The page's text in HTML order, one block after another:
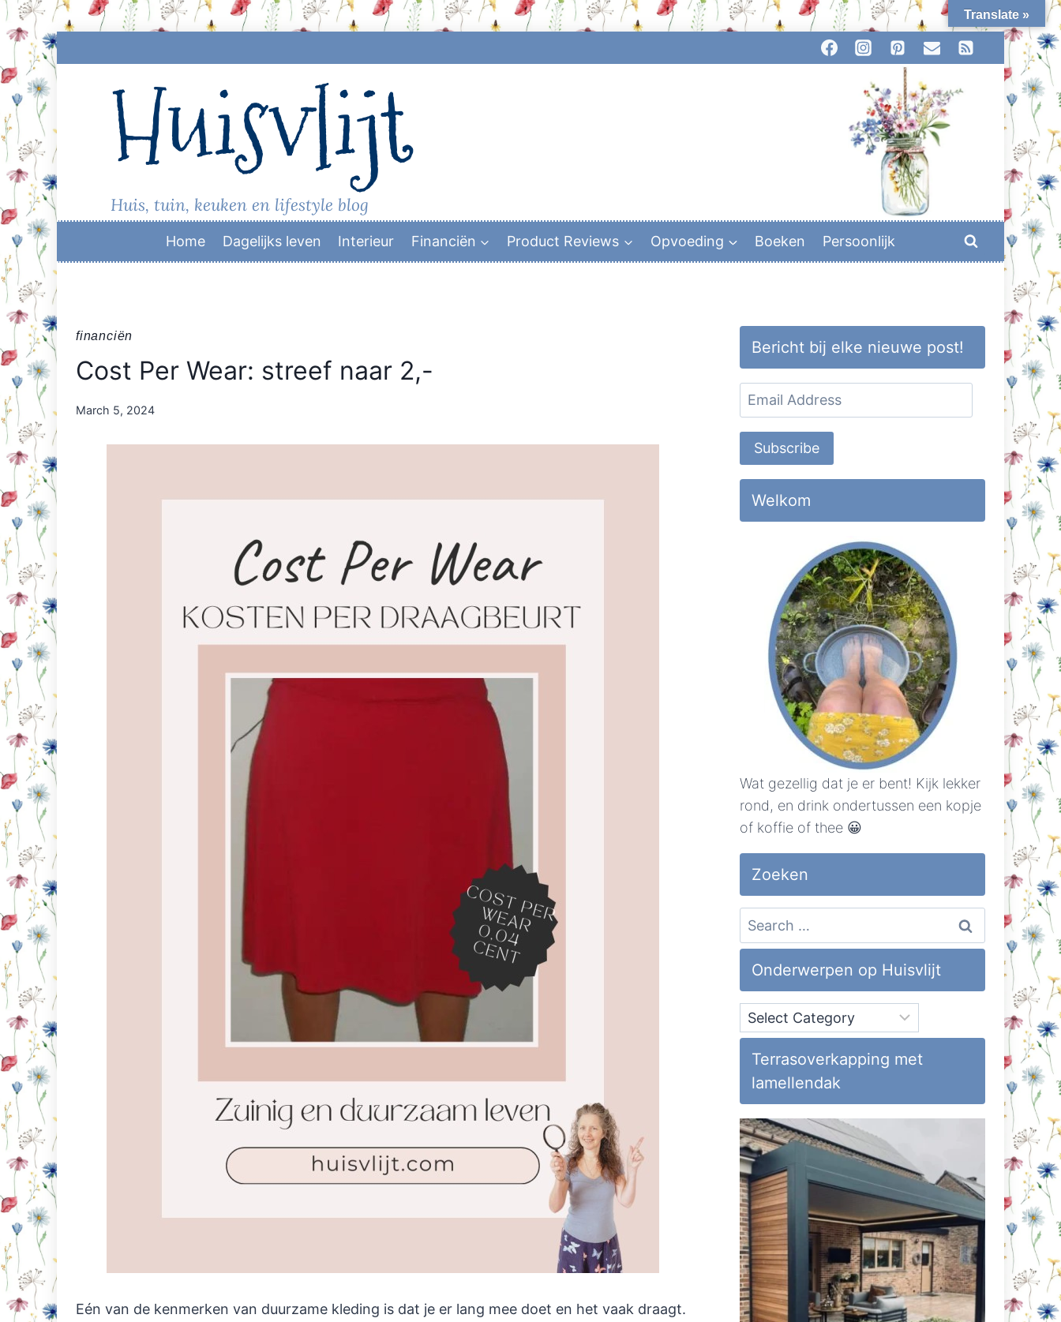
Skip
to
Huisvlijt
Huis, tuin, keuken en lifestyle blog
Home Dagelijks leven Interieur Financiën Product Reviews Opvoeding Boeken Persoonlijk
financiën
Cost Per Wear: streef naar 2,-
By
Orriëns
March 5, 2024
Eén van de kenmerken van duurzame kleding is dat je er lang mee doet en het vaak draagt.
Bericht bij elke nieuwe post!
Email
Address
Subscribe
Welkom
Wat gezellig dat je er bent! Kijk lekker
rond, en drink ondertussen een kopje
of koffie of thee 😀
Zoeken
Search
for:
Onderwerpen op Huisvlijt
Onderwerpen
op
Huisvlijt
Terrasoverkapping met
lamellendak
Translate »